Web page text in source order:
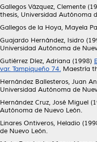
Gallegos Vázquez, Clemente
thesis, Universidad Autónoma
Gallegos de la Hoya, Mayela
Guajardo Hernández, Isidro
Universidad Autónoma de
Gutiérrez Díez, Adriana (1998)
var. Tampiqueño 74. Maestría
Hernández Ballesteros, Juan
Universidad Autónoma de
Hernández Cruz, José Miguel
Autónoma de Nuevo León.
Linares Ontiveros, Heladio
de Nuevo León.